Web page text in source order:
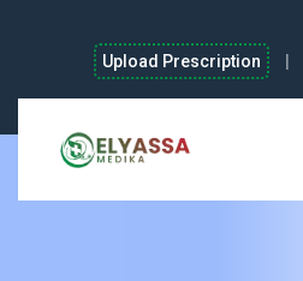
Upload Prescription